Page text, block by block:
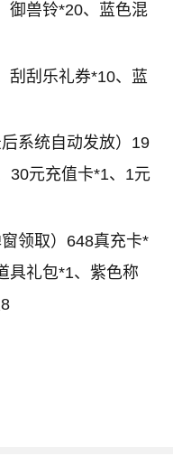
御兽铃*20、蓝色混
刮刮乐礼券*10、蓝
系统自动发放）19
30元充值卡*1、1元
领取）648真充卡*
具礼包*1、紫色称